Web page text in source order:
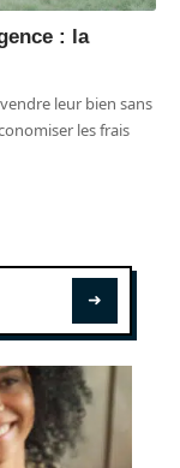
: la
leur bien sans
les frais